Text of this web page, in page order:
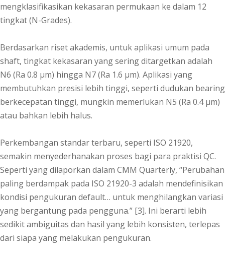
mengklasifikasikan kekasaran permukaan ke dalam 12
tingkat (N-Grades).
Berdasarkan riset akademis, untuk aplikasi umum pada
shaft, tingkat kekasaran yang sering ditargetkan adalah
N6 (Ra 0.8 µm) hingga N7 (Ra 1.6 µm). Aplikasi yang
membutuhkan presisi lebih tinggi, seperti dudukan bearing
berkecepatan tinggi, mungkin memerlukan N5 (Ra 0.4 µm)
atau bahkan lebih halus.
Perkembangan standar terbaru, seperti ISO 21920,
semakin menyederhanakan proses bagi para praktisi QC.
Seperti yang dilaporkan dalam CMM Quarterly, “Perubahan
paling berdampak pada ISO 21920-3 adalah mendefinisikan
kondisi pengukuran default… untuk menghilangkan variasi
yang bergantung pada pengguna.” [3]. Ini berarti lebih
sedikit ambiguitas dan hasil yang lebih konsisten, terlepas
dari siapa yang melakukan pengukuran.